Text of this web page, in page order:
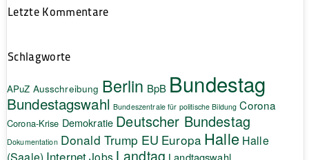
Letzte Kommentare
Schlagworte
APuZ Ausschreibung Berlin BpB Bundestag
Bundestagswahl Bundeszentrale für politische Bildung Corona
Corona-Krise Demokratie Deutscher Bundestag
Dokumentation Donald Trump EU Europa Halle Halle
(Saale) InternetJobs Landtag Landtagswahl